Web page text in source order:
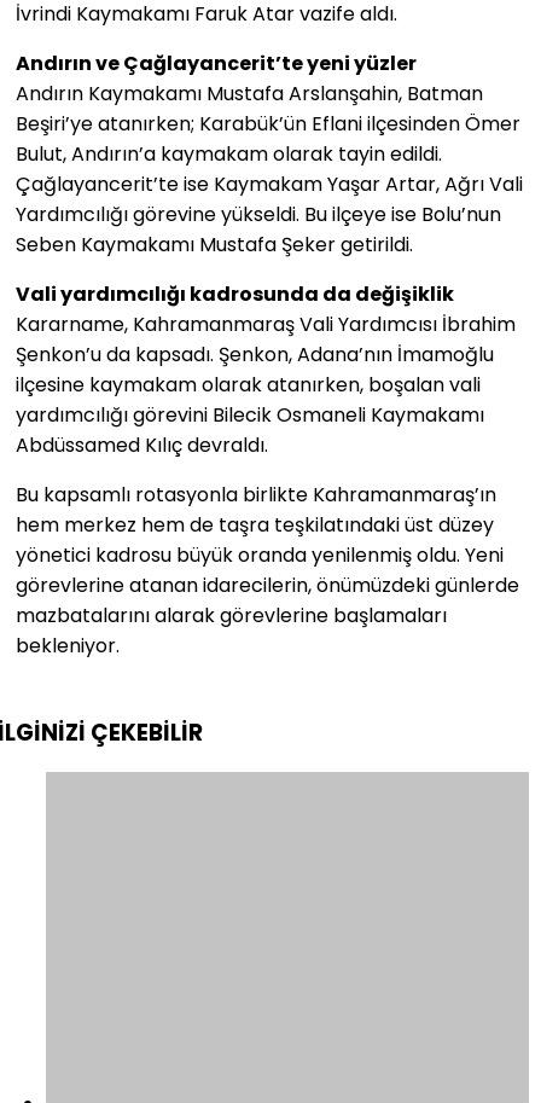
İvrindi Kaymakamı Faruk Atar vazife aldı.
Andırın ve Çağlayancerit’te yeni yüzler
Andırın Kaymakamı Mustafa Arslanşahin, Batman
Beşiri’ye atanırken; Karabük’ün Eflani ilçesinden Ömer
Bulut, Andırın’a kaymakam olarak tayin edildi.
Çağlayancerit’te ise Kaymakam Yaşar Artar, Ağrı Vali
Yardımcılığı görevine yükseldi. Bu ilçeye ise Bolu’nun
Seben Kaymakamı Mustafa Şeker getirildi.
Vali yardımcılığı kadrosunda da değişiklik
Kararname, Kahramanmaraş Vali Yardımcısı İbrahim
Şenkon’u da kapsadı. Şenkon, Adana’nın İmamoğlu
ilçesine kaymakam olarak atanırken, boşalan vali
yardımcılığı görevini Bilecik Osmaneli Kaymakamı
Abdüssamed Kılıç devraldı.
Bu kapsamlı rotasyonla birlikte Kahramanmaraş’ın
hem merkez hem de taşra teşkilatındaki üst düzey
yönetici kadrosu büyük oranda yenilenmiş oldu. Yeni
görevlerine atanan idarecilerin, önümüzdeki günlerde
mazbatalarını alarak görevlerine başlamaları
bekleniyor.
ÇEKEBİLİR